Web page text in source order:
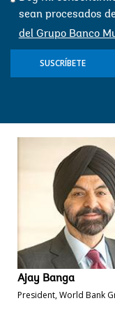
sean procesados
del Grupo Banco
SUSCRÍBETE
Ajay Banga
President, World Bank